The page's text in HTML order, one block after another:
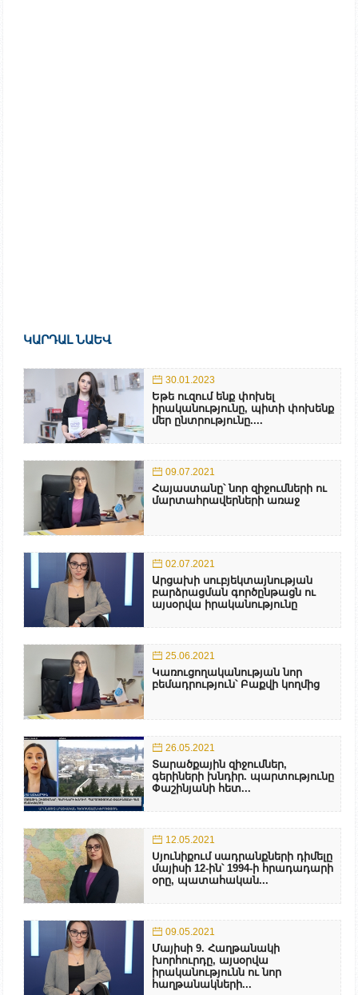
ԿԱՐԴԱԼ ՆԱԵՎ
30.01.2023
Եթե ուզում ենք փոխել
իրականությունը, պիտի փոխենք
մեր ընտրությունը....
09.07.2021
Հայաստանը՝ նոր զիջումների ու
մարտահրավերների առաջ
02.07.2021
Արցախի սուբյեկտայնության
բարձրացման գործընթացն ու
այսօրվա իրականությունը
25.06.2021
Կառուցողականության նոր
բեմադրություն՝ Բաքվի կողմից
26.05.2021
Տարածքային զիջումներ,
գերիների խնդիր. պարտությունը
Փաշինյանի հետ...
12.05.2021
Սյունիքում սադրանքների դիմելը
մայիսի 12-ին՝ 1994-ի հրադադարի
օրը, պատահական...
09.05.2021
Մայիսի 9. Հաղթանակի
խորհուրդը, այսօրվա
իրականությունն ու նոր
հաղթանակների...